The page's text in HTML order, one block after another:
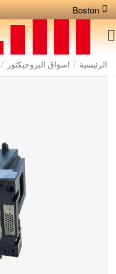
Boston
الرئيسية / اسواق البروجيكتور /